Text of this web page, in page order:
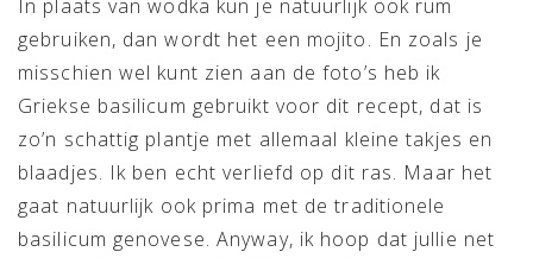
In plaats van wodka kun je natuurlijk ook rum
gebruiken, dan wordt het een mojito. En zoals je
misschien wel kunt zien aan de foto’s heb ik
Griekse basilicum gebruikt voor dit recept, dat is
zo’n schattig plantje met allemaal kleine takjes en
blaadjes. Ik ben echt verliefd op dit ras. Maar het
gaat natuurlijk ook prima met de traditionele
basilicum genovese. Anyway, ik hoop dat jullie net